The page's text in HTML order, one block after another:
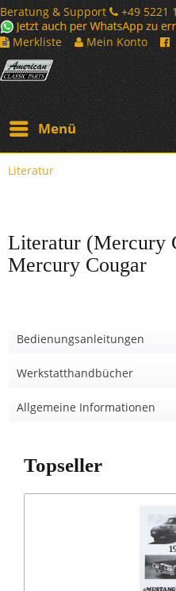
Beratung & Support
+49 5221
Merkliste
Mein Konto
Menü
Literatur
Literatur (Mercury
Mercury Cougar
Bedienungsanleitungen
Werkstatthandbücher
Allgemeine Informationen
Topseller